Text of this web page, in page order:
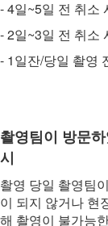
- 4일~5일 전 취소
- 2일~3일 전 취소
- 1일잔/당일 촬영
촬영팀이 방문
시
촬영 당일 촬영팀
이 되지 않거나 현
해 촬영이 불가능